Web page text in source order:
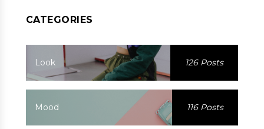
CATEGORIES
Look 126 Posts
Mood 116 Posts